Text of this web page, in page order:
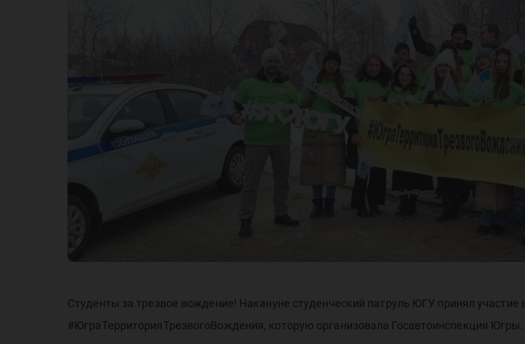
Югры
Студенты за трезвое вождение! Накануне студенческий патруль ЮГУ принял участие
#ЮграТерриторияТрезвогоВождения, которую организовала Госавтоинспекция Югры.